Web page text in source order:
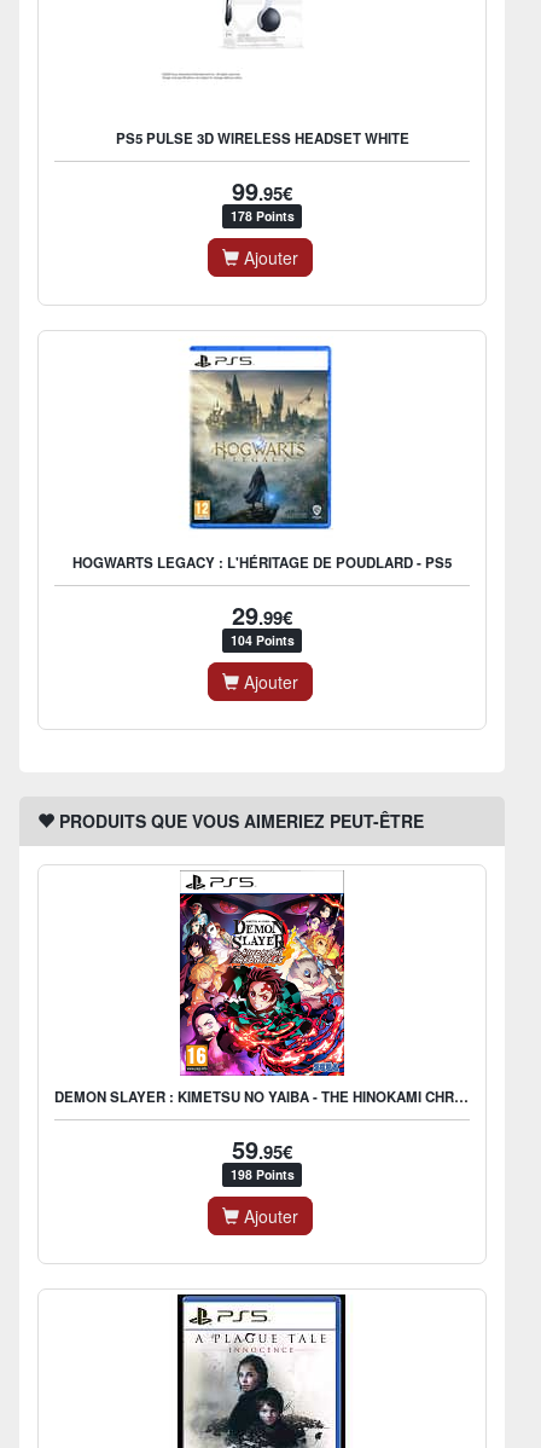
PS5 PULSE 3D WIRELESS HEADSET WHITE
99.95€
178 Points
Ajouter
HOGWARTS LEGACY : L'HÉRITAGE DE POUDLARD - PS5
29.99€
104 Points
Ajouter
PRODUITS QUE VOUS AIMERIEZ PEUT-ÊTRE
DEMON SLAYER : KIMETSU NO YAIBA - THE HINOKAMI CHRONICLES
59.95€
198 Points
Ajouter